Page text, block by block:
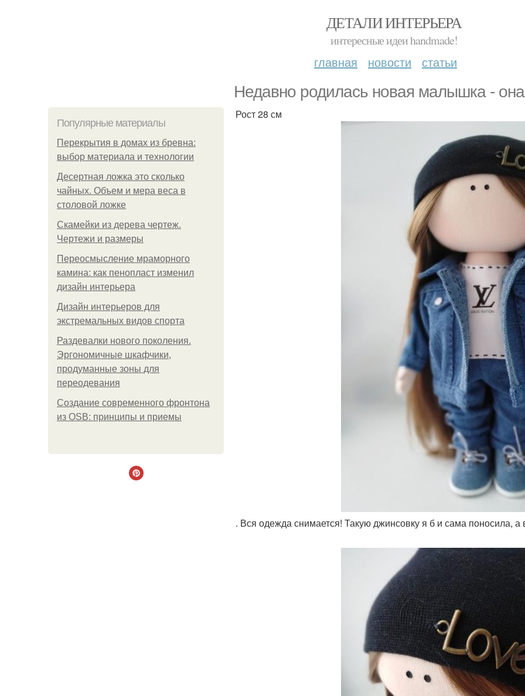
ДЕТАЛИ ИНТЕРЬЕРА
интересные идеи handmade!
главная новости статьи
Недавно родилась новая малышка -
Популярные материалы
Перекрытия в домах из бревна:
выбор материала и технологии
Десертная ложка это сколько
чайных. Объем и мера веса в
столовой ложке
Скамейки из дерева чертеж.
Чертежи и размеры
Переосмысление мраморного
камина: как пенопласт изменил
дизайн интерьера
Дизайн интерьеров для
экстремальных видов спорта
Раздевалки нового поколения.
Эргономичные шкафчики,
продуманные зоны для
переодевания
Создание современного фронтона
из OSB: принципы и приемы
Рост 28 см
. Вся одежда снимается! Такую джинсовку я б и сама поносила, а